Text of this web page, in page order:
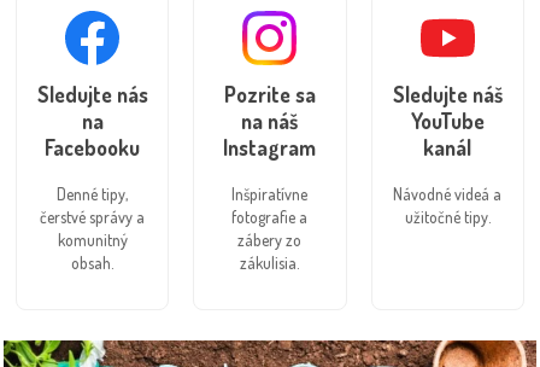
Sledujte nás
na
Facebooku
Denné tipy,
čerstvé správy a
komunitný
obsah.
Pozrite sa
na náš
Instagram
Inšpiratívne
fotografie a
zábery zo
zákulisia.
Sledujte náš
YouTube
kanál
Návodné videá a
užitočné tipy.